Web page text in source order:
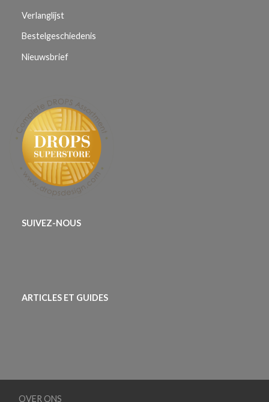
Verlanglijst
Bestelgeschiedenis
Nieuwsbrief
SUIVEZ-NOUS
ARTICLES ET GUIDES
OVER ONS